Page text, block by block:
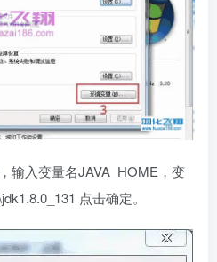
输入变量名JAVA_HOME，变
点击确定。